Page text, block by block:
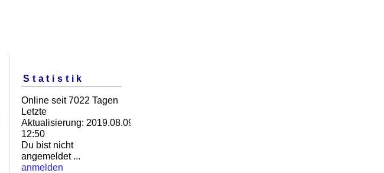
Statistik
Online seit 7022 Tagen
Letzte
Aktualisierung: 2019.08.09,
12:50
Du bist nicht
angemeldet ...
anmelden